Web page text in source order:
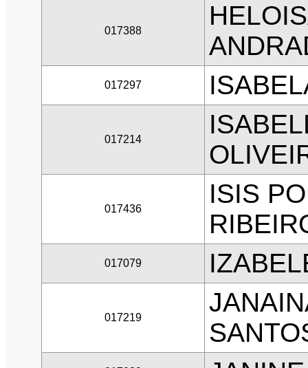
017388
017297
017214
017436
ISIS
017079
017219